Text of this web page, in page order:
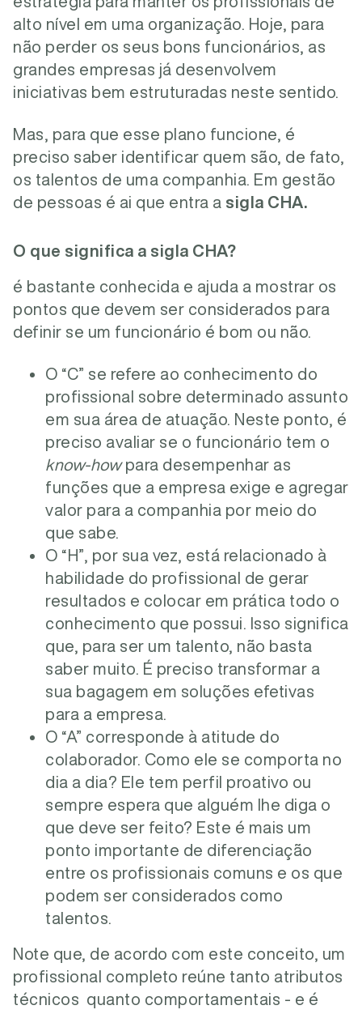
alto nível em uma organização. Hoje, para
não perder os seus bons funcionários, as
grandes empresas já desenvolvem
iniciativas bem estruturadas neste sentido.
Mas, para que esse plano funcione, é
preciso saber identificar quem são, de fato,
os talentos de uma companhia. Em gestão
de pessoas é ai que entra a sigla CHA.
O que significa a sigla CHA?
é bastante conhecida e ajuda a mostrar os
pontos que devem ser considerados para
definir se um funcionário é bom ou não.
O “C” se refere ao conhecimento do
profissional sobre determinado assunto
em sua área de atuação. Neste ponto, é
preciso avaliar se o funcionário tem o
know-howpara desempenhar as
funções que a empresa exige e agregar
valor para a companhia por meio do
que sabe.
O “H”, por sua vez, está relacionado à
habilidade do profissional de gerar
resultados e colocar em prática todo o
conhecimento que possui. Isso significa
que, para ser um talento, não basta
saber muito. É preciso transformar a
sua bagagem em soluções efetivas
para a empresa.
O “A” corresponde à atitude do
colaborador. Como ele se comporta no
dia a dia? Ele tem perfil proativo ou
sempre espera que alguém lhe diga o
que deve ser feito? Este é mais um
ponto importante de diferenciação
entre os profissionais comuns e os que
podem ser considerados como
talentos.
Note que, de acordo com este conceito, um
profissional completo reúne tanto atributos
técnicos quanto comportamentais - e é